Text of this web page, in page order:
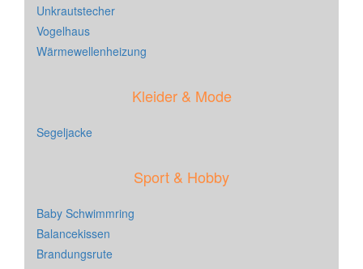
Unkrautstecher
Vogelhaus
Wärmewellenheizung
Kleider & Mode
Segeljacke
Sport & Hobby
Baby Schwimmring
Balancekissen
Brandungsrute